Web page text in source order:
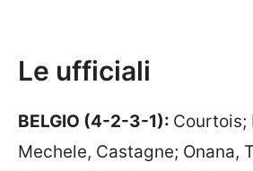
Le ufficiali
BELGIO (4-2-3-1): Courtois;
Mechele, Castagne; Onana,